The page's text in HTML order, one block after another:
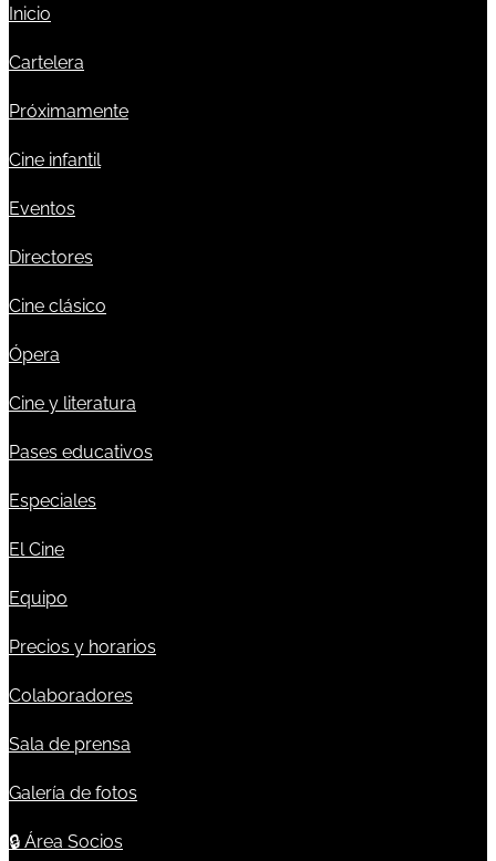
Inicio
Cartelera
Próximamente
Cine infantil
Eventos
Directores
Cine clásico
Ópera
Cine y literatura
Pases educativos
Especiales
El Cine
Equipo
Precios y horarios
Colaboradores
Sala de prensa
Galería de fotos
🔒 Área Socios